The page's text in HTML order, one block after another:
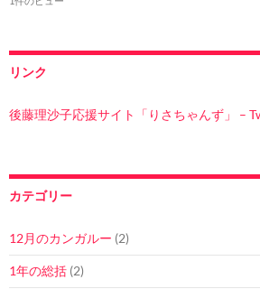
リンク
後藤理沙子応援サイト「りさちゃんず」 –
カテゴリー
12月のカンガルー (2)
1年の総括 (2)